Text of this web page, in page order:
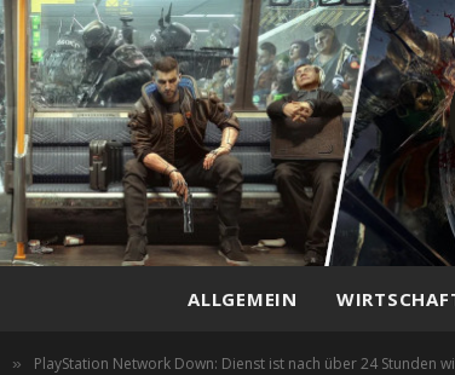
ALLGEMEIN
» PlayStation Network Down: Dienst ist nach über 24 Stunden